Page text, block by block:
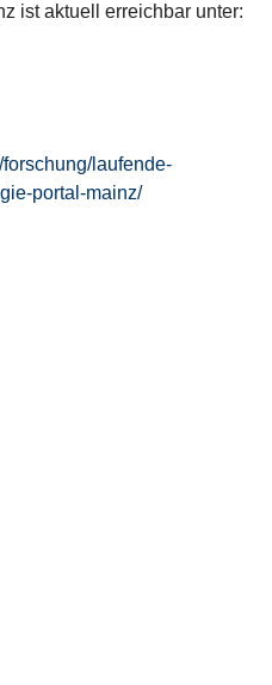
ist aktuell erreichbar unter:
laufende-
portal-mainz/